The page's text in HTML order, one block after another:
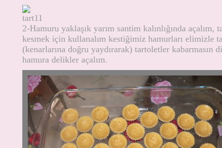
2-Hamuru yaklaşık yarım santim kalınlığında açalım,
kesmek için kullanalım kestiğimiz hamurları elimizle
(kenarlarına doğru yaydırarak) tartoletler kabarmasın
hamura delikler açalım.